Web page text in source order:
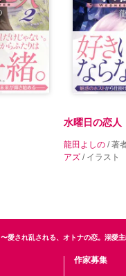
水曜日の恋人
龍田よしの / 著
アズ / イラスト
〜愛され乱される、オトナの恋。溺愛
作家募集